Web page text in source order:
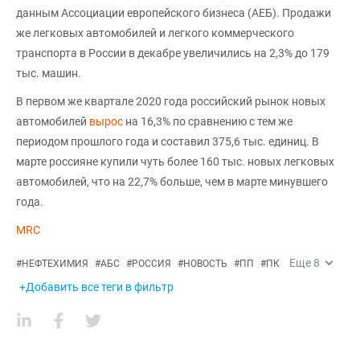
данным Ассоциации европейского бизнеса (АЕБ). Продажи
же легковых автомобилей и легкого коммерческого
транспорта в России в декабре увеличились на 2,3% до 179
тыс. машин.
В первом же квартале 2020 года российский рынок новых
автомобилей вырос на 16,3% по сравнению с тем же
периодом прошлого года и составил 375,6 тыс. единиц. В
марте россияне купили чуть более 160 тыс. новых легковых
автомобилей, что на 22,7% больше, чем в марте минувшего
года.
MRC
#НЕФТЕХИМИЯ #АБС #РОССИЯ #НОВОСТЬ #ПП #ПК Еще 8
+Добавить все теги в фильтр